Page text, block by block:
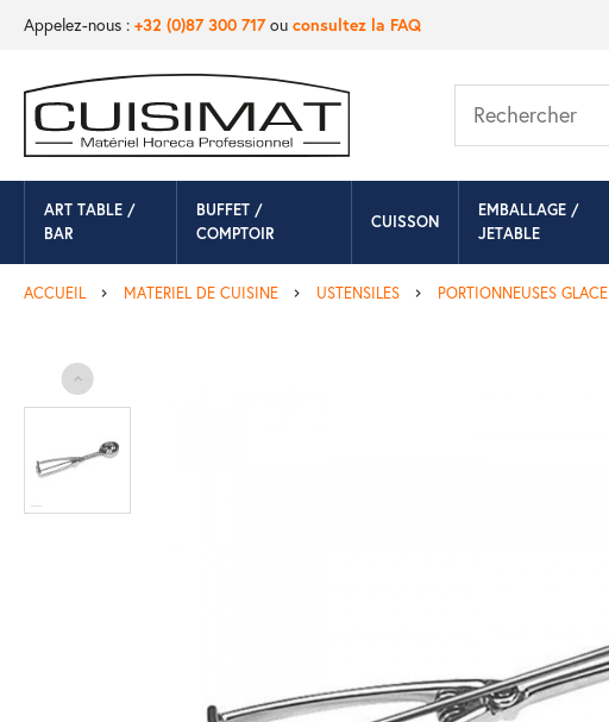
Appelez-nous : +32 (0)87 300 717ou consultez la FAQ
ART TABLE /
BAR
BUFFET /
COMPTOIR
CUISSON
EMBALLAGE /
JETABLE
ACCUEIL MATERIEL DE CUISINE USTENSILES PORTIONNEUSES GLACE